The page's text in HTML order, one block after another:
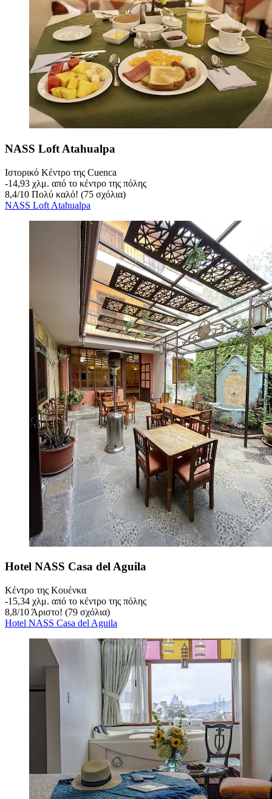
NASS Loft Atahualpa
Ιστορικό Κέντρο της Cuenca
‐14,93 χλμ. από το κέντρο της πόλης
8,4/10 Πολύ καλό! (75 σχόλια)
NASS Loft Atahualpa
Hotel NASS Casa del Aguila
Κέντρο της Κουένκα
‐15,34 χλμ. από το κέντρο της πόλης
8,8/10 Άριστο! (79 σχόλια)
Hotel NASS Casa del Aguila